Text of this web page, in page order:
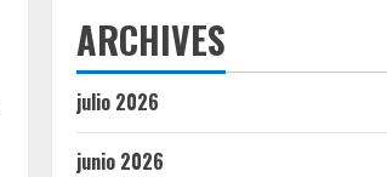
ARCHIVES
julio 2026
junio 2026